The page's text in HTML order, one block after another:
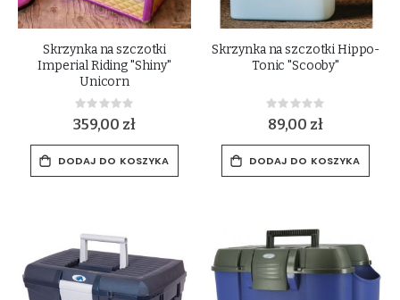
Skrzynka na szczotki
Imperial Riding "Shiny"
Unicorn
Rating:
0%
359,00 zł
DODAJ DO KOSZYKA
Skrzynka na szczotki Hippo-
Tonic "Scooby"
Rating:
0%
89,00 zł
DODAJ DO KOSZYKA